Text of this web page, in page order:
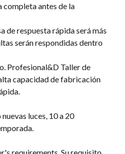
completa antes de la
de respuesta rápida será más
serán respondidas dentro
Profesional&D Taller de
capacidad de fabricación
luces, 10 a 20
requirements . Su requisito